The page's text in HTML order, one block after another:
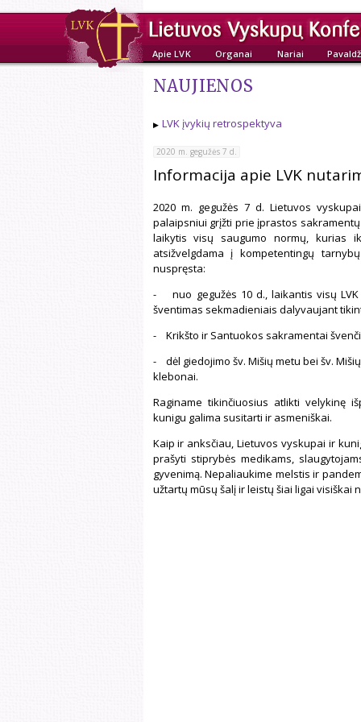
Apie LVK Organai Nariai
NAUJIENOS
LVK įvykių retrospektyva
2020 m. gegužės 7 d.
Informacija apie LVK
2020 m. gegužės 7 d. Lietuvos
palaipsniui grįžti prie įprastos
laikytis visų saugumo normų, kurias
atsižvelgdama į kompetentingų
nuspręsta:
- nuo gegužės 10 d., laikantis visų
šventimas sekmadieniais dalyvaujant
- Krikšto ir Santuokos sakramentai
- dėl giedojimo šv. Mišių metu bei šv.
klebonai.
Raginame tikinčiuosius atlikti velykinę
kunigu galima susitarti ir asmeniškai.
Kaip ir anksčiau, Lietuvos vyskupai ir
prašyti stiprybės medikams,
gyvenimą. Nepaliaukime melstis ir
užtartų mūsų šalį ir leistų šiai ligai visiškai